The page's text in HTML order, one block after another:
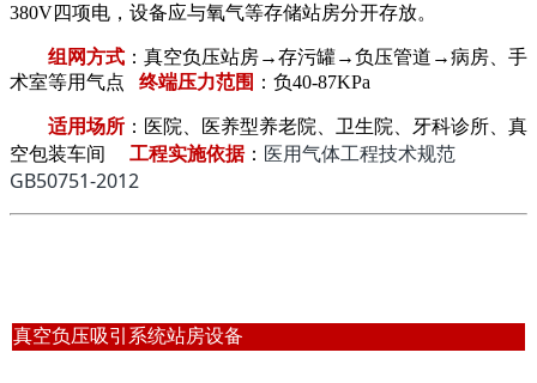
380V四项电，设备应与氧气等存储站房分开存放。
组网方式 ：真空负压站房→存污罐→负压管道→病房、手
术室等用气点 终端压力范围 ：负40-87KPa
适用场所 ：医院、医养型养老院、卫生院、牙科诊所、真
空包装车间 工程实施依据： 医用气体工程技术规范
GB50751-2012
真空负压吸引系统站房设备